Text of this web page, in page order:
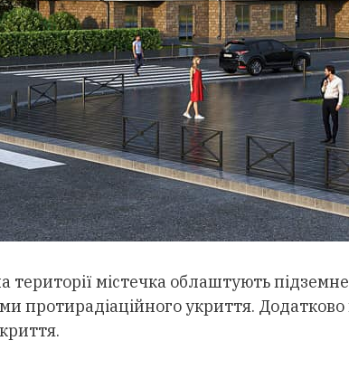
території містечка облаштують
протирадіаційного укриття.